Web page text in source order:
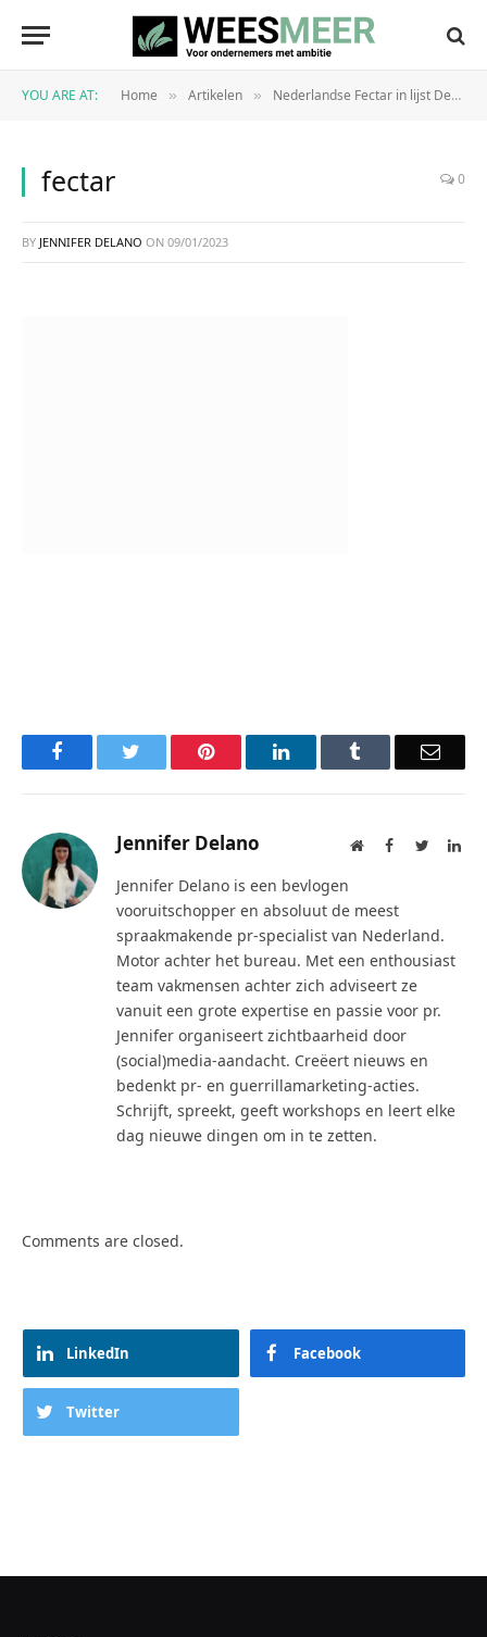
YOU ARE AT: Home » Artikelen » Nederlandse Fectar in lijst Dealroom.co van 100 veelbelovende start-ups Benelux
fectar 0
BY JENNIFER DELANO ON 09/01/2023
Facebook Pinterest LinkedIn Email
Jennifer Delano WebsiteFacebook
Twitter
Jennifer Delano is een bevlogen
vooruitschopper en absoluut de meest
spraakmakende pr-specialist van Nederland.
Motor achter het bureau. Met een enthousiast
team vakmensen achter zich adviseert ze
vanuit een grote expertise en passie voor pr.
Jennifer organiseert zichtbaarheid door
(social)media-aandacht. Creëert nieuws en
bedenkt pr- en guerrillamarketing-acties.
Schrijft, spreekt, geeft workshops en leert elke
dag nieuwe dingen om in te zetten.
Comments are closed.
LinkedIn Facebook
Twitter